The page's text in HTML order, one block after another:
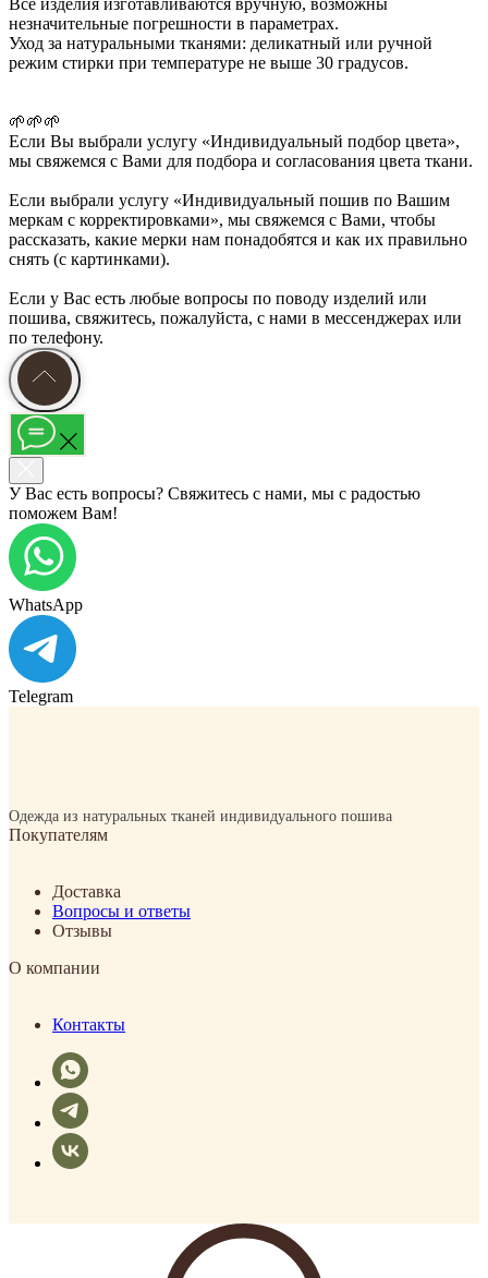
незначительные погрешности в параметрах.
Уход за натуральными тканями: деликатный или ручной
режим стирки при температуре не выше 30 градусов.
🌱🌱🌱
Если Вы выбрали услугу «Индивидуальный подбор цвета»,
мы свяжемся с Вами для подбора и согласования цвета ткани.
Если выбрали услугу «Индивидуальный пошив по Вашим
меркам с корректировками», мы свяжемся с Вами, чтобы
рассказать, какие мерки нам понадобятся и как их правильно
снять (с картинками).
Если у Вас есть любые вопросы по поводу изделий или
пошива, свяжитесь, пожалуйста, с нами в мессенджерах или
по телефону.
У Вас есть вопросы? Свяжитесь с нами, мы с радостью
поможем Вам!
WhatsApp
Telegram
Одежда из натуральных тканей индивидуального пошива
Покупателям
Доставка
Вопросы и ответы
Отзывы
О компании
Контакты